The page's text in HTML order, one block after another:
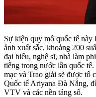
Sự kiện quy mô quốc tế này
ảnh xuất sắc, khoảng 200
đại biểu, nghệ sĩ, nhà làm
tiếng trong nước lẫn quốc
mạc và Trao giải sẽ được tổ
Quốc tế Ariyana Đà Nẵng,
VTV và các nền tảng số.